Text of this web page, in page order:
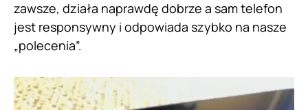
zawsze, działa naprawdę dobrze a sam telefon
jest responsywny i odpowiada szybko na nasze
„polecenia”.